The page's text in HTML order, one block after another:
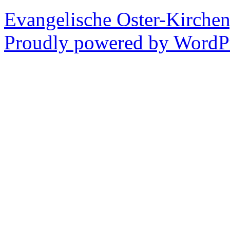
Evangelische Oster-
Proudly powered by